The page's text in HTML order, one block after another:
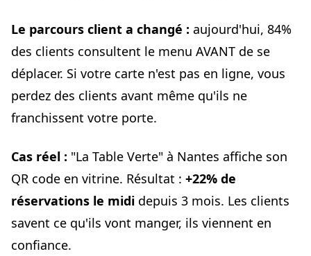
Le parcours client a changé : aujourd'hui, 84%
des clients consultent le menu AVANT de se
déplacer. Si votre carte n'est pas en ligne, vous
perdez des clients avant même qu'ils ne
franchissent votre porte.
Cas réel : "La Table Verte" à Nantes affiche son
QR code en vitrine. Résultat : +22% de
réservations le midi depuis 3 mois. Les clients
savent ce qu'ils vont manger, ils viennent en
confiance.